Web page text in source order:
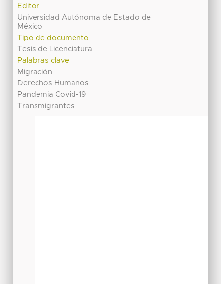
Editor
Universidad Autónoma de Estado de
México
Tipo de documento
Tesis de Licenciatura
Palabras clave
Migración
Derechos Humanos
Pandemia Covid-19
Transmigrantes